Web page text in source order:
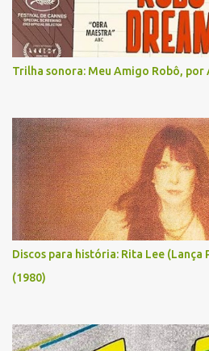
Trilha sonora: Meu Amigo Robô,
Discos para história: Rita Lee (Lança
(1980)